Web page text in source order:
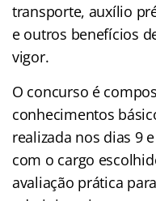
transporte, auxílio
e outros benefícios
vigor.
O concurso é
conhecimentos
realizada nos dias 9
com o cargo
avaliação prática